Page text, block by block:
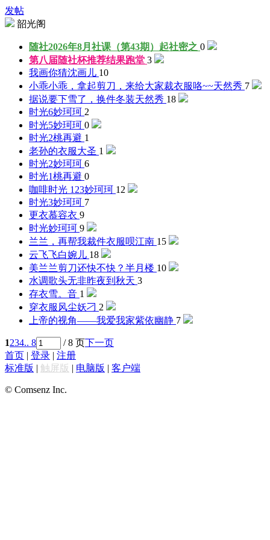
发帖
韶光阁
随社2026年8月社课（第43期）起社密之 0
第八届随社杯推荐结果跑堂 3
我画你猜沈画儿 10
小乖小乖，拿起剪刀，来给大家裁衣服咯~~天然秀 7
据说要下雪了，换件冬装天然秀 18
时光6妙珂珂 2
时光5妙珂珂 0
时光2桃再避 1
老孙的衣服大圣 1
时光2妙珂珂 6
时光1桃再避 0
咖啡时光 123妙珂珂 12
时光3妙珂珂 7
更衣慕容衣 9
时光妙珂珂 9
兰兰，再帮我裁件衣服呗江南 15
云飞飞白婉儿 18
美兰兰剪刀还快不快？ 半月楼 10
水调歌头无非昨夜到秋天 3
存衣雪。音 1
穿衣服 风尘妖刁 2
上帝的视角——我爱我家紫依幽静 7
1234.. 8 / 8 页下一页
首页 | 登录 | 注册
标准版 | 触屏版 | 电脑版 | 客户端
© Comsenz Inc.